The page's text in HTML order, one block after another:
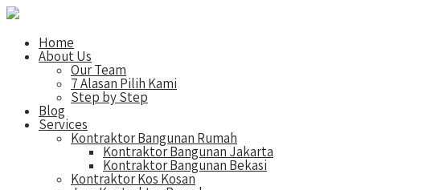
Home
About Us
Our Team
7 Alasan Pilih Kami
Step by Step
Blog
Services
Kontraktor Bangunan Rumah
Kontraktor Bangunan Jakarta
Kontraktor Bangunan Bekasi
Kontraktor Kos Kosan